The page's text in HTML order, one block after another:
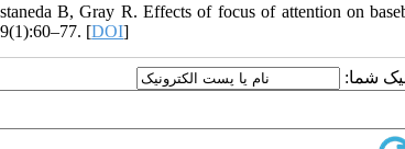
B, Gray R. Effects of focus of attention on
[DOI]
شما: